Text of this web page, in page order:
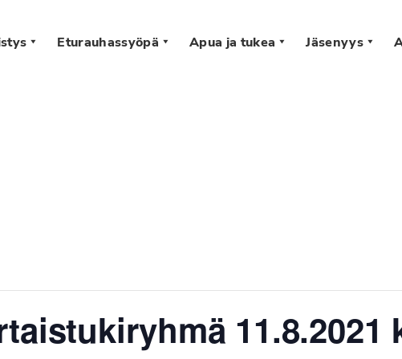
Eturauhassyöpä Apua ja tukea Jäsenyys
11.8.2021